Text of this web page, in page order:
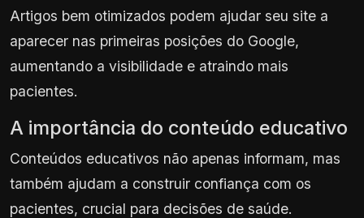
Artigos bem otimizados podem ajudar seu site a
aparecer nas primeiras posições do Google,
aumentando a visibilidade e atraindo mais
pacientes.
A importância do conteúdo educativo
Conteúdos educativos não apenas informam, mas
também ajudam a construir confiança com os
pacientes, crucial para decisões de saúde.